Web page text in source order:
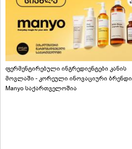
ფერმენტირებული ინგრედიენტები კანის
მოვლაში - კორეული ინოვაციური ბრენდი
Manyo საქართველოშია